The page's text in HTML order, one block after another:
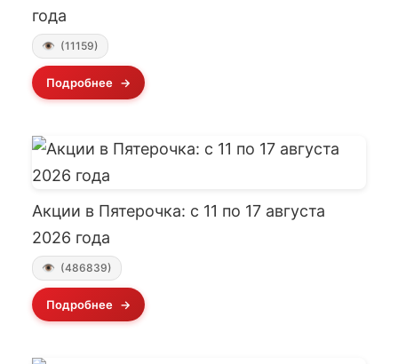
года
(11159)
Подробнее
Акции в Пятерочка: с 11 по 17 августа
2026 года
(486839)
Подробнее